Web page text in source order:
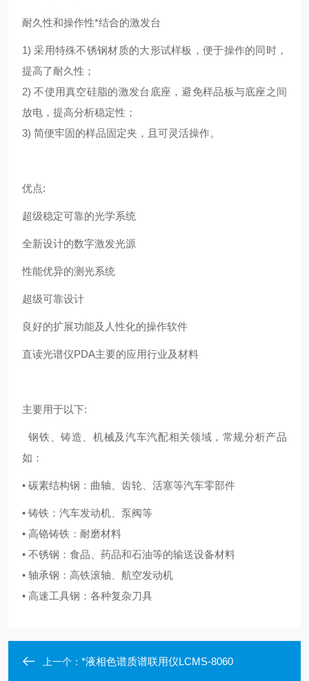
耐久性和操作性*结合的激发台
1) 采用特殊不锈钢材质的大形试样板，便于操作的同时，
提高了耐久性；
2) 不使用真空硅脂的激发台底座，避免样品板与底座之间
放电，提高分析稳定性；
3) 简便牢固的样品固定夹，且可灵活操作。
优点:
超级稳定可靠的光学系统
全新设计的数字激发光源
性能优异的测光系统
超级可靠设计
良好的扩展功能及人性化的操作软件
直读光谱仪PDA主要的应用行业及材料
主要用于以下:
钢铁、铸造、机械及汽车汽配相关领域，常规分析产品
如：
• 碳素结构钢：曲轴、齿轮、活塞等汽车零部件
• 铸铁：汽车发动机、泵阀等
• 高铬铸铁：耐磨材料
• 不锈钢：食品、药品和石油等的输送设备材料
• 轴承钢：高铁滚轴、航空发动机
• 高速工具钢：各种复杂刀具
上一个： *液相色谱质谱联用仪LCMS-8060